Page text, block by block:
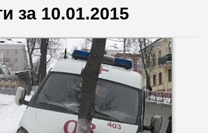
за 10.01.2015